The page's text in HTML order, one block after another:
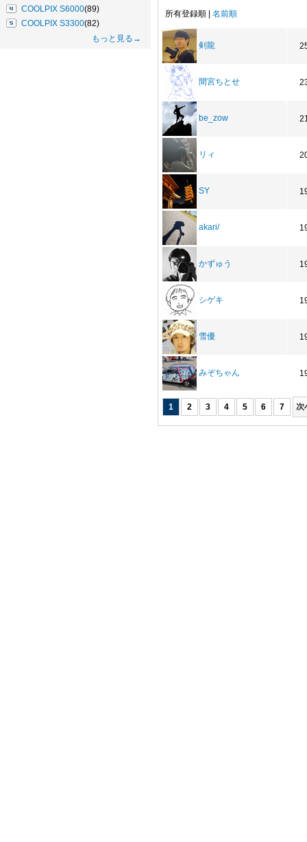
COOLPIX S6000(89)
COOLPIX S3300(82)
もっと見る→
所有登録順 | 名前順
剣龍
間宮ちとせ
be_zow
リィ
SY
akari/
かずゅう
シゲキ
雪優
みぞちゃん
1 2 3 4 5 6 7